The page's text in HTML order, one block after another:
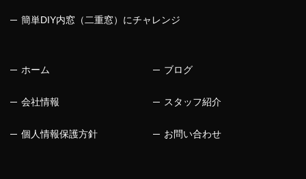
簡単DIY内窓（二重窓）にチャレンジ
ホーム ブログ
会社情報 スタッフ紹介
個人情報保護方針 お問い合わせ